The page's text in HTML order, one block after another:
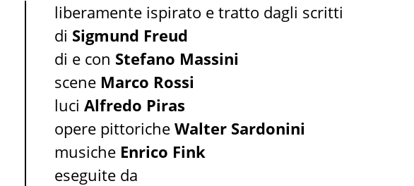
liberamente ispirato e tratto dagli scritti
di Sigmund Freud
di e con Stefano Massini
scene Marco Rossi
luci Alfredo Piras
opere pittoriche Walter Sardonini
musiche Enrico Fink
eseguite da